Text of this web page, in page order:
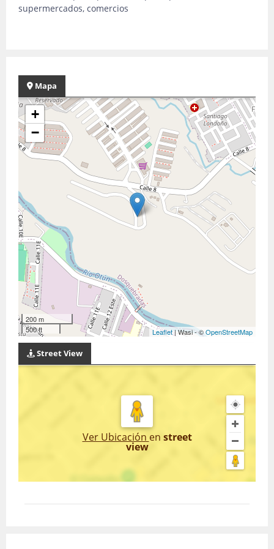
supermercados, comercios
Mapa
+
−
200 m
500 ft
Leaflet| Wasi - ©OpenStreetMap
Street View
Ver Ubicación en street
view